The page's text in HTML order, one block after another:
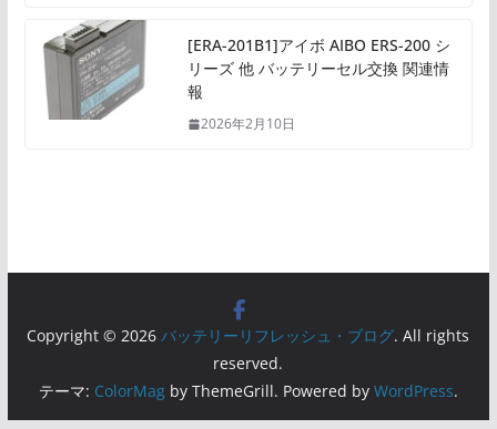
[ERA-201B1]アイボ AIBO ERS-200 シ
リーズ 他 バッテリーセル交換 関連情
報
2026年2月10日
Copyright © 2026バッテリーリフレッシュ・ブログ. All rights
reserved.
テーマ: ColorMagby ThemeGrill. Powered by WordPress.